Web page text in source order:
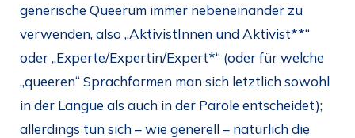
generische Queerum immer nebeneinander zu
verwenden, also „AktivistInnen und Aktivist**“
oder „Experte/Expertin/Expert*“ (oder für welche
„queeren“ Sprachformen man sich letztlich sowohl
in der Langue als auch in der Parole entscheidet);
allerdings tun sich – wie generell – natürlich die